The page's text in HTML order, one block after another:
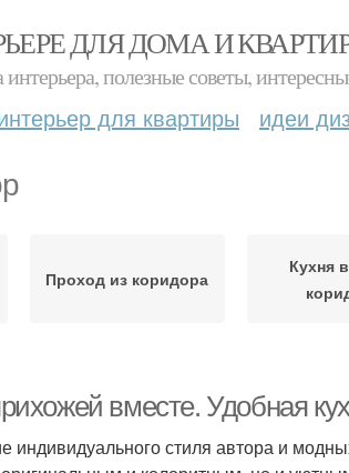
ДЛЯ ДОМА И
полезные советы,
для квартиры идеи
Проход из коридора
Кухня
вместе. Удобная
стиля автора и